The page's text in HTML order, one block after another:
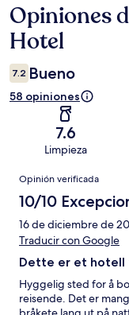
Opiniones
Opiniones
Hotel
7.2 Bueno
58 opiniones
7.6
Limpieza
Opiniones
Opinión verificada
10/10
16 de diciembre de
Traducir con Google
Dette er et hotell
Hyggelig sted for å
reisende. Det er